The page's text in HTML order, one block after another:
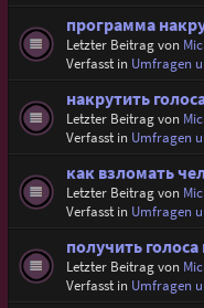
программа
Letzter Beitrag von
Verfasst in Umfragen
накрутить
Letzter Beitrag von
Verfasst in Umfragen
как взломать
Letzter Beitrag von
Verfasst in Umfragen
получить
Letzter Beitrag von
Verfasst in Umfragen